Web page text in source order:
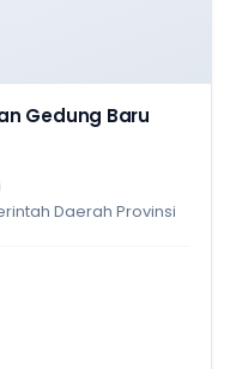
Gedung Baru
Daerah Provinsi